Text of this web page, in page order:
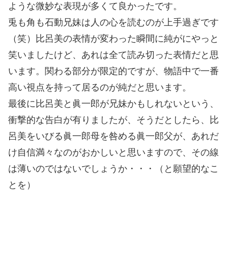
ような微妙な表現が多くて良かったです。
兎も角も石動兄妹は人の心を読むのが上手過ぎです
（笑）比呂美の表情が変わった瞬間に純がにやっと
笑いましたけど、あれは全て読み切った表情だと思
います。関わる部分が限定的ですが、物語中で一番
高い視点を持って居るのが純だと思います。
最後に比呂美と眞一郎が兄妹かもしれないという、
衝撃的な告白が有りましたが、そうだとしたら、比
呂美をいびる眞一郎母を咎める眞一郎父が、あれだ
け自信満々なのがおかしいと思いますので、その線
は薄いのではないでしょうか・・・（と願望的なこ
とを）